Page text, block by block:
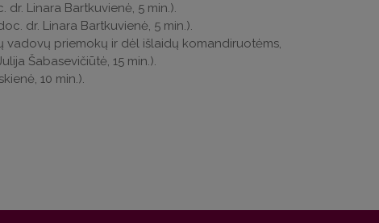
Linara Bartkuvienė, 5 min.).
dr. Linara Bartkuvienė, 5 min.).
priemokų ir dėl išlaidų komandiruotėms,
Šabasevičiūtė, 15 min.).
10 min.).